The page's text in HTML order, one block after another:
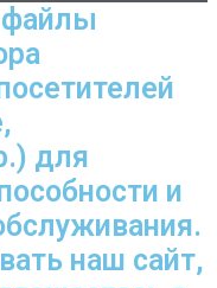
файлы
для
и
наш сайт,